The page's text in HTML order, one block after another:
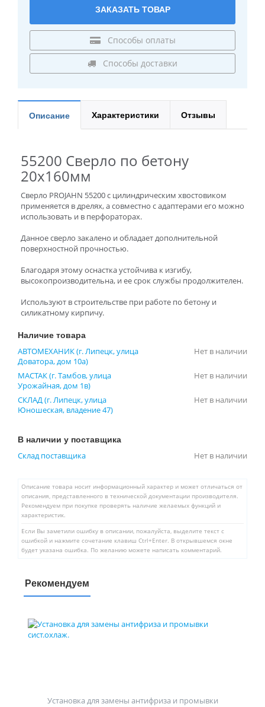
ЗАКАЗАТЬ ТОВАР
Способы оплаты
Способы доставки
Описание Характеристики Отзывы
55200 Сверло по бетону
20х160мм
Сверло PROJAHN 55200 с цилиндрическим хвостовиком
применяется в дрелях, а совместно с адаптерами его можно
использовать и в перфораторах.
Данное сверло закалено и обладает дополнительной
поверхностной прочностью.
Благодаря этому оснастка устойчива к изгибу,
высокопроизводительна, и ее срок службы продолжителен.
Используют в строительстве при работе по бетону и
силикатному кирпичу.
Наличие товара
АВТОМЕХАНИК (г. Липецк, улица
Доватора, дом 10а)
Нет в наличии
МАСТАК (г. Тамбов, улица
Урожайная, дом 1в)
Нет в наличии
СКЛАД (г. Липецк, улица
Юношеская, владение 47)
Нет в наличии
В наличии у поставщика
Склад поставщика Нет в наличии
Описание товара носит информационный характер и может отличаться от
описания, представленного в технической документации производителя.
Рекомендуем при покупке проверять наличие желаемых функций и
характеристик.
Если Вы заметили ошибку в описании, пожалуйста, выделите текст с
ошибкой и нажмите сочетание клавиш Ctrl+Enter. В открывшемся окне
будет указана ошибка. По желанию можете написать комментарий.
Рекомендуем
Установка для замены антифриза и промывки